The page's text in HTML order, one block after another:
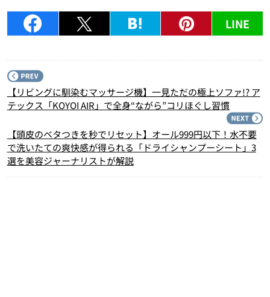
LINE
【リビングに馴染むマッサージ機】一見ただの極上ソファ!? ア
テックス「KOYOI AIR」で全身“ながら”コリほぐし習慣
【頭皮のベタつきを秒でリセット】オール999円以下！水不要
で洗いたての爽快感が得られる「ドライシャンプーシート」3
選を美容ジャーナリストが解説